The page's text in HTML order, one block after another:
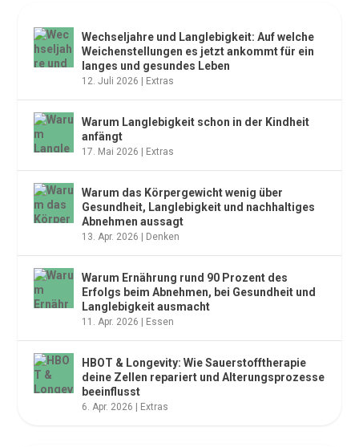
Wechseljahre und Langlebigkeit: Auf welche
Weichenstellungen es jetzt ankommt für ein
langes und gesundes Leben
12. Juli 2026 | Extras
Warum Langlebigkeit schon in der Kindheit
anfängt
17. Mai 2026 | Extras
Warum das Körpergewicht wenig über
Gesundheit, Langlebigkeit und nachhaltiges
Abnehmen aussagt
13. Apr. 2026 | Denken
Warum Ernährung rund 90 Prozent des
Erfolgs beim Abnehmen, bei Gesundheit und
Langlebigkeit ausmacht
11. Apr. 2026 | Essen
HBOT & Longevity: Wie Sauerstofftherapie
deine Zellen repariert und Alterungsprozesse
beeinflusst
6. Apr. 2026 | Extras